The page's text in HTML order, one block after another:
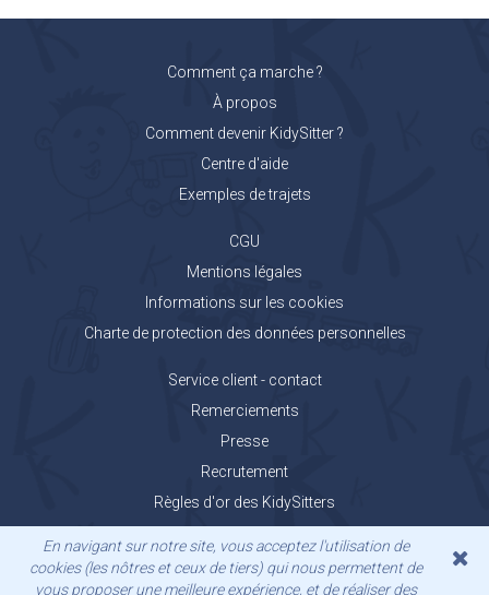
Comment ça marche ?
À propos
Comment devenir KidySitter ?
Centre d'aide
Exemples de trajets
CGU
Mentions légales
Informations sur les cookies
Charte de protection des données personnelles
Service client - contact
Remerciements
Presse
Recrutement
Règles d'or des KidySitters
En navigant sur notre site, vous acceptez l'utilisation de
cookies (les nôtres et ceux de tiers) qui nous permettent de
vous proposer une meilleure expérience, et de réaliser des